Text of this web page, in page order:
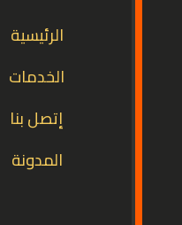
الرئيسية
الخدمات
إتصل بنا
المدونة